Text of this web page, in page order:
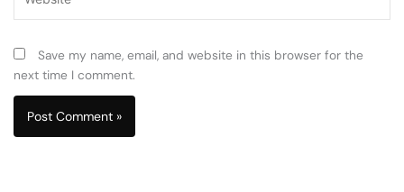
Save my name, email, and website in this browser for the
next time I comment.